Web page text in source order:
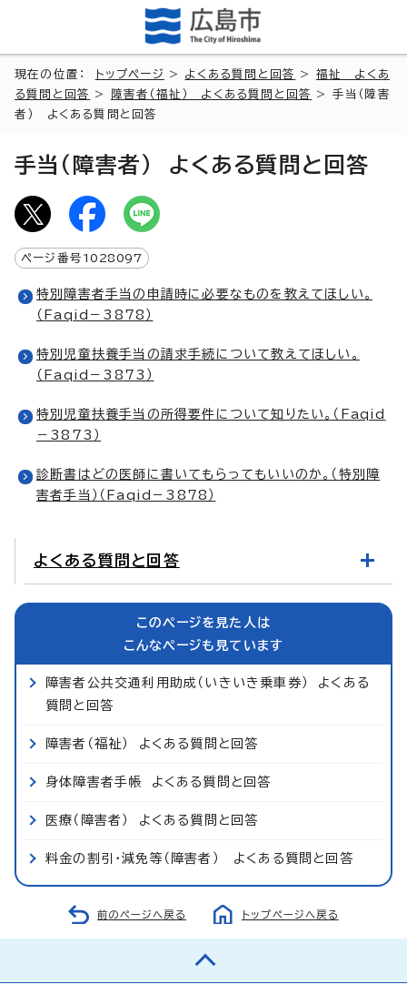
現在の位置： トップページ > よくある質問と回答 > 福祉 よくあ
る質問と回答
> 障害者（福祉） よくある質問と回答
> 手当（障害
者） よくある質問と回答
手当（障害者） よくある質問と回答
ページ番号 1028097
特別障害者手当の申請時に必要なものを教えてほしい。
（Faqid－3878）
特別児童扶養手当の請求手続について教えてほしい。
（Faqid－3873）
特別児童扶養手当の所得要件について知りたい。（Faqid
－3873）
診断書はどの医師に書いてもらってもいいのか。（特別障
害者手当）（Faqid－3878）
よくある質問と回答
このページを見た人は
こんなページも見ています
障害者公共交通利用助成（いきいき乗車券） よくある
質問と回答
障害者（福祉） よくある質問と回答
身体障害者手帳 よくある質問と回答
医療（障害者） よくある質問と回答
料金の割引・減免等（障害者） よくある質問と回答
前のページへ戻る トップページへ戻る